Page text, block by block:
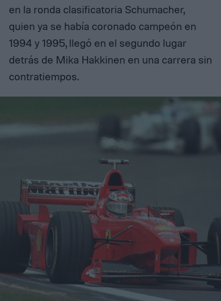
en la ronda clasificatoria Schumacher,
quien ya se había coronado campeón en
1994 y 1995, llegó en el segundo lugar
detrás de Mika Hakkinen en una carrera sin
contratiempos.